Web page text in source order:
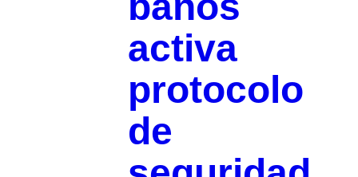
activa
protocolo
de